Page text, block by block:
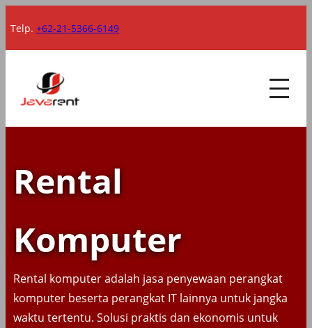
ke
konten
Telp.+62-21-5366-6149
Rental
Komputer
Rental komputer adalah jasa penyewaan perangkat
komputer beserta perangkat IT lainnya untuk jangka
waktu tertentu. Solusi praktis dan ekonomis untuk